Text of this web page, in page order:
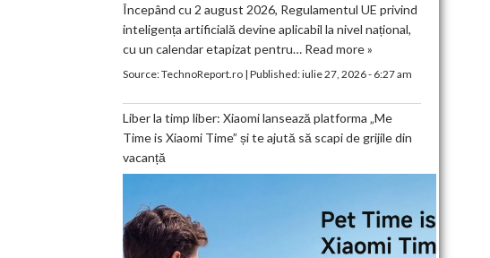
Începând cu 2 august 2026, Regulamentul UE privind
inteligența artificială devine aplicabil la nivel național,
cu un calendar etapizat pentru… Read more »
Source:TechnoReport.ro| Published:iulie 27, 2026 - 6:27 am
Liber la timp liber: Xiaomi lansează platforma „Me
Time is Xiaomi Time” și te ajută să scapi de grijile din
vacanță